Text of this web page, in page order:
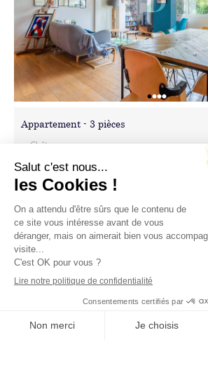
APPARTEMENT CHATENAY-MALABRY – 3
Prendre RDV
Appartement - 3 pièces
Châtenay-
78.93m² 3
Vendu